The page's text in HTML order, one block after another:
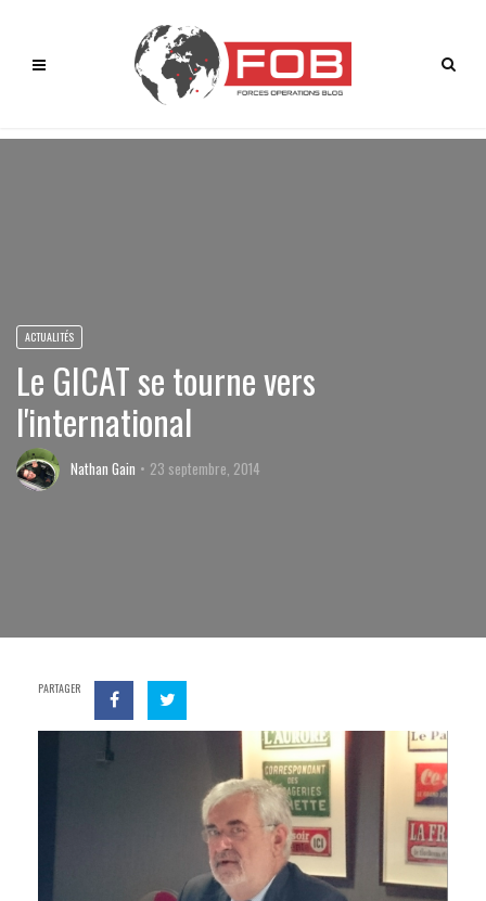
ACTUALITÉS
Le GICAT se tourne vers
l'international
Nathan Gain 23 septembre, 2014
PARTAGER